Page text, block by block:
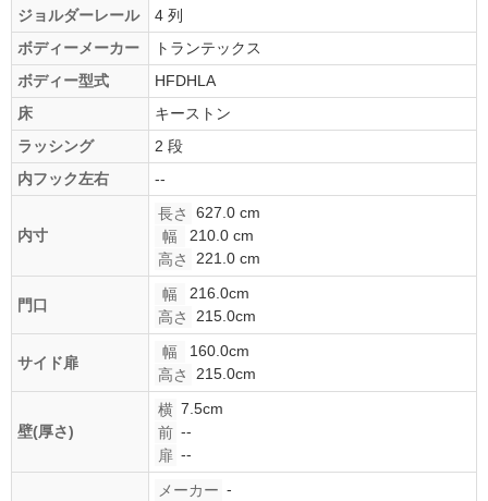
ジョルダーレール
4 列
ボディーメーカー
トランテックス
ボディー型式
HFDHLA
床
キーストン
ラッシング
2 段
内フック左右
--
内寸
長さ
627.0 cm
幅
210.0 cm
高さ
221.0 cm
門口
幅
216.0cm
高さ
215.0cm
サイド扉
幅
160.0cm
高さ
215.0cm
壁(厚さ)
横 7.5cm
前 --
扉 --
メーカー -